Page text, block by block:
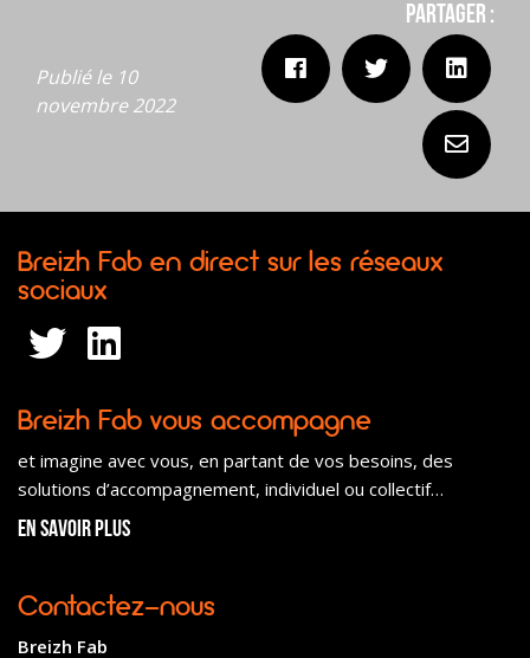
Publié le 10
novembre 2022
Partager :
Breizh Fab vous accompagne
et imagine avec vous, en partant de vos besoins, des
solutions d’accompagnement, individuel ou collectif…
En savoir plus
Contactez-nous
Breizh Fab
Breizh Fab en direct sur les réseaux
sociaux